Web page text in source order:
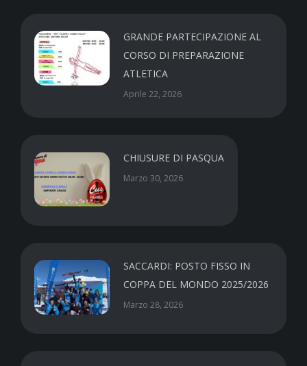
GRANDE PARTECIPAZIONE AL
CORSO DI PREPARAZIONE
ATLETICA
Aprile 22, 2026
CHIUSURE DI PASQUA
Marzo 30, 2026
SACCARDI: POSTO FISSO IN
COPPA DEL MONDO 2025/2026
Marzo 28, 2026